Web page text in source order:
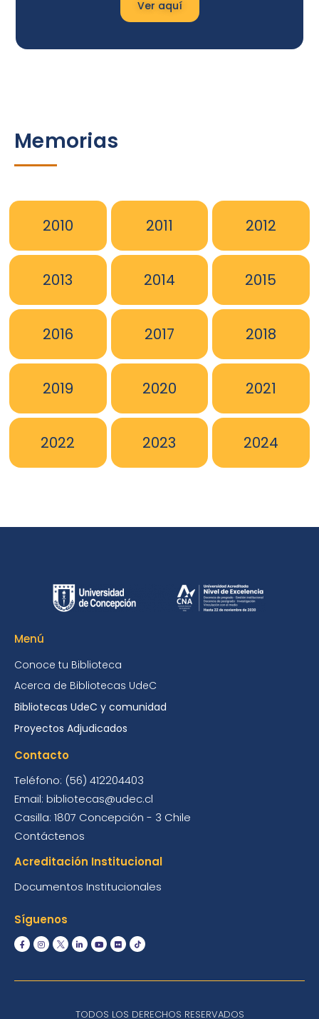
Ver aquí
Memorias
2010 2011 2012
2013 2014 2015
2016 2017 2018
2019 2020 2021
2022 2023 2024
Menú
Conoce tu Biblioteca
Acerca de Bibliotecas UdeC
Bibliotecas UdeC y comunidad
Proyectos Adjudicados
Contacto
Teléfono: (56) 412204403
Email: bibliotecas@udec.cl
Casilla: 1807 Concepción - 3 Chile
Contáctenos
Acreditación Institucional
Documentos Institucionales
Síguenos
TODOS LOS DERECHOS RESERVADOS